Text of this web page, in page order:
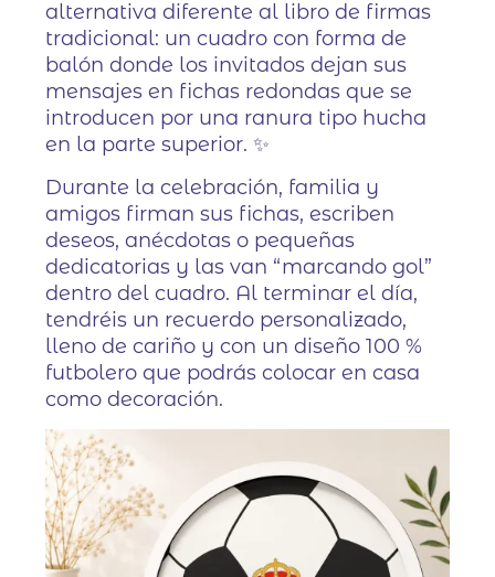
alternativa diferente al libro de firmas
tradicional: un cuadro con forma de
balón donde los invitados dejan sus
mensajes en fichas redondas que se
introducen por una ranura tipo hucha
en la parte superior. ✨
Durante la celebración, familia y
amigos firman sus fichas, escriben
deseos, anécdotas o pequeñas
dedicatorias y las van “marcando gol”
dentro del cuadro. Al terminar el día,
tendréis un recuerdo personalizado,
lleno de cariño y con un diseño 100 %
futbolero que podrás colocar en casa
como decoración.